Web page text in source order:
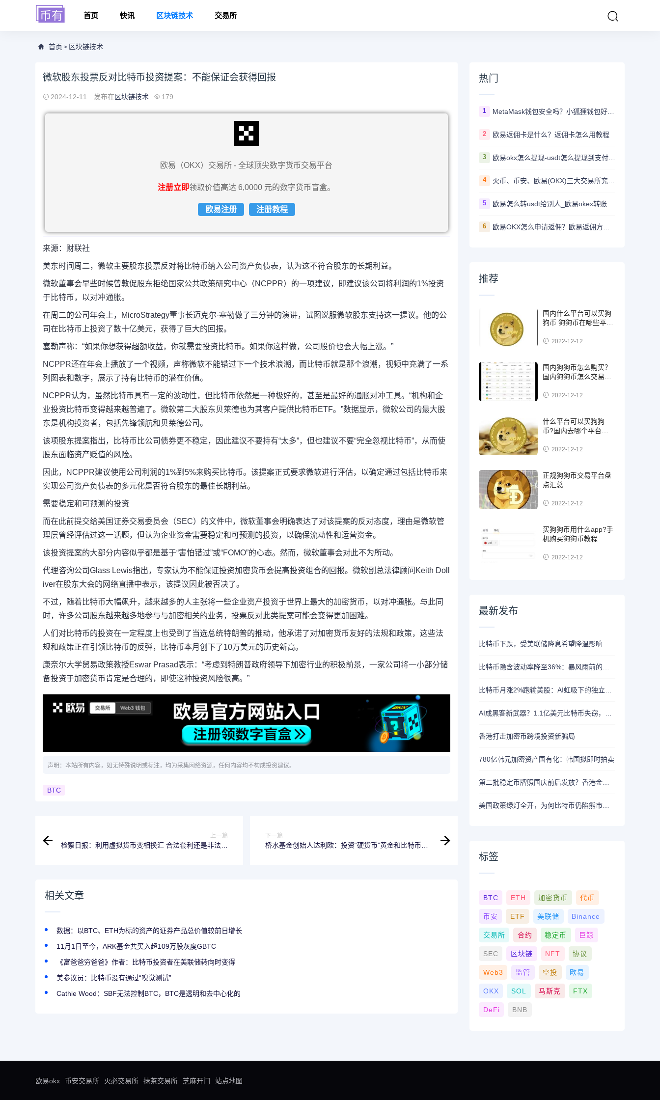
首页 快讯 区块链技术 交易所
首页 > 区块链技术
微软股东投票反对比特币投资提案：不能保证会获得回报
2024-12-11 发布在区块链技术 179
欧易（OKX）交易所 - 全球顶尖数字货币交易平台
注册立即领取价值高达 6,0000 元的数字货币盲盒。
欧易注册 注册教程
来源：财联社
美东时间周二，微软主要股东投票反对将比特币纳入公司资产负债表，认为这不符合股东的长期利益。
微软董事会早些时候曾敦促股东拒绝国家公共政策研究中心（NCPPR）的一项建议，即建议该公司将利润的1%投资
于比特币，以对冲通胀。
在周二的公司年会上，MicroStrategy董事长迈克尔·塞勒做了三分钟的演讲，试图说服微软股东支持这一提议。他的公
司在比特币上投资了数十亿美元，获得了巨大的回报。
塞勒声称：“如果你想获得超额收益，你就需要投资比特币。如果你这样做，公司股价也会大幅上涨。”
NCPPR还在年会上播放了一个视频，声称微软不能错过下一个技术浪潮，而比特币就是那个浪潮，视频中充满了一系
列图表和数字，展示了持有比特币的潜在价值。
NCPPR认为，虽然比特币具有一定的波动性，但比特币依然是一种极好的，甚至是最好的通胀对冲工具。“机构和企
业投资比特币变得越来越普遍了。微软第二大股东贝莱德也为其客户提供比特币ETF。”数据显示，微软公司的最大股
东是机构投资者，包括先锋领航和贝莱德公司。
该项股东提案指出，比特币比公司债券更不稳定，因此建议不要持有“太多”，但也建议不要“完全忽视比特币”，从而使
股东面临资产贬值的风险。
因此，NCPPR建议使用公司利润的1%到5%来购买比特币。该提案正式要求微软进行评估，以确定通过包括比特币来
实现公司资产负债表的多元化是否符合股东的最佳长期利益。
需要稳定和可预测的投资
而在此前提交给美国证券交易委员会（SEC）的文件中，微软董事会明确表达了对该提案的反对态度，理由是微软管
理层曾经评估过这一话题，但认为企业资金需要稳定和可预测的投资，以确保流动性和运营资金。
该投资提案的大部分内容似乎都是基于“害怕错过”或“FOMO”的心态。然而，微软董事会对此不为所动。
代理咨询公司Glass Lewis指出，专家认为不能保证投资加密货币会提高投资组合的回报。微软副总法律顾问Keith Doll
iver在股东大会的网络直播中表示，该提议因此被否决了。
不过，随着比特币大幅飙升，越来越多的人主张将一些企业资产投资于世界上最大的加密货币，以对冲通胀。与此同
时，许多公司股东越来越多地参与与加密相关的业务，投票反对此类提案可能会变得更加困难。
人们对比特币的投资在一定程度上也受到了当选总统特朗普的推动，他承诺了对加密货币友好的法规和政策，这些法
规和政策正在引领比特币的反弹，比特币本月创下了10万美元的历史新高。
康奈尔大学贸易政策教授Eswar Prasad表示：“考虑到特朗普政府领导下加密行业的积极前景，一家公司将一小部分储
备投资于加密货币肯定是合理的，即使这种投资风险很高。”
声明：本站所有内容，如无特殊说明或标注，均为采集网络资源，任何内容均不构成投资建议。
BTC
上一篇
检察日报：利用虚拟货币变相换汇 合法套利还是非法经
下一篇
桥水基金创始人达利欧：投资“硬货币”黄金和比特币，
相关文章
数据：以BTC、ETH为标的资产的证券产品总价值较前日增长
11月1日至今，ARK基金共买入超109万股灰度GBTC
《富爸爸穷爸爸》作者：比特币投资者在美联储转向时变得
美参议员：比特币没有通过“嗅觉测试”
Cathie Wood：SBF无法控制BTC，BTC是透明和去中心化的
热门
1 MetaMask钱包安全吗？小狐狸钱包好用吗？
2 欧易返佣卡是什么？返佣卡怎么用教程
3 欧易okx怎么提现-usdt怎么提现到支付宝教程
4 火币、币安、欧易(OKX)三大交易所究竟选哪家？
5 欧易怎么转usdt给别人_欧易okex转账usdt教程
6
推荐
国内什么平台可以买狗
狗币 狗狗币在哪些平台
2022-12-12
国内狗狗币怎么购买？
国内狗狗币怎么交易使
2022-12-12
什么平台可以买狗狗
币?国内去哪个平台买
2022-12-12
正规狗狗币交易平台盘
点汇总
2022-12-12
买狗狗币用什么app?手
机购买狗狗币教程
2022-12-12
最新发布
比特币下跌，受美联储降息希望降温影响
香港打击加密币跨境投资新骗局
780亿韩元加密资产国有化：韩国拟即时拍卖
标签
BTC ETH 加密货币 代币
币安 ETF 美联储 Binance
交易所 合约 稳定币 巨鲸
SEC 区块链 NFT 协议
Web3 监管 空投 欧易
OKX SOL 马斯克 FTX
DeFi BNB
欧易okx 币安交易所 火必交易所 抹茶交易所 芝麻开门 站点地图